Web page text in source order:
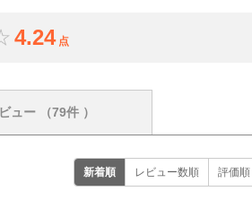
4.24点
ュー （79件 ）
新着順 レビュー数順 評価順